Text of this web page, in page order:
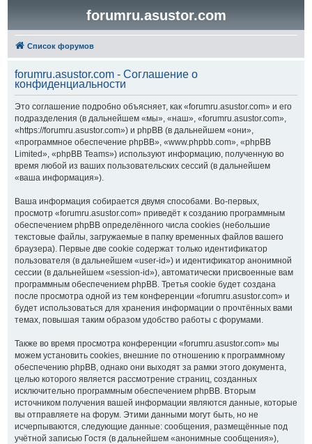
forumru.asustor.com
Список форумов
forumru.asustor.com - Соглашение о
конфиденциальности
Это соглашение подробно объясняет, как «forumru.asustor.com» и его
подразделения (в дальнейшем «мы», «наш», «forumru.asustor.com»,
«https://forumru.asustor.com») и phpBB (в дальнейшем «они»,
«программное обеспечение phpBB», «www.phpbb.com», «phpBB
Limited», «phpBB Teams») используют информацию, полученную во
время любой из ваших пользовательских сессий (в дальнейшем
«ваша информация»).
Ваша информация собирается двумя способами. Во-первых,
просмотр «forumru.asustor.com» приведёт к созданию программным
обеспечением phpBB определённого числа cookies (небольшие
текстовые файлы, загружаемые в папку временных файлов вашего
браузера). Первые две cookie содержат только идентификатор
пользователя (в дальнейшем «user-id») и идентификатор анонимной
сессии (в дальнейшем «session-id»), автоматически присвоенные вам
программным обеспечением phpBB. Третья cookie будет создана
после просмотра одной из тем конференции «forumru.asustor.com» и
будет использоваться для хранения информации о прочтённых вами
темах, повышая таким образом удобство работы с форумами.
Также во время просмотра конференции «forumru.asustor.com» мы
можем установить cookies, внешние по отношению к программному
обеспечению phpBB, однако они выходят за рамки этого документа,
целью которого является рассмотрение страниц, созданных
исключительно программным обеспечением phpBB. Вторым
источником получения вашей информации являются данные, которые
вы отправляете на форум. Этими данными могут быть, но не
исчерпываются, следующие данные: сообщения, размещённые под
учётной записью Гостя (в дальнейшем «анонимные сообщения»),